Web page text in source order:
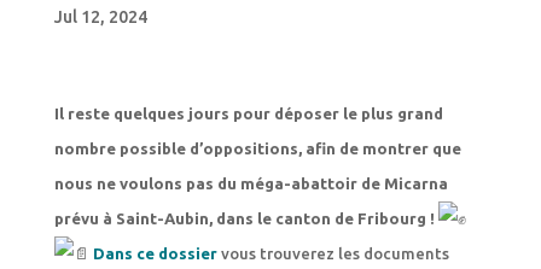
Jul 12, 2024
Il reste quelques jours pour déposer le plus grand
nombre possible d’oppositions, afin de montrer que
nous ne voulons pas du méga-abattoir de Micarna
prévu à Saint-Aubin, dans le canton de Fribourg !
Dans ce dossiervous trouverez les documents